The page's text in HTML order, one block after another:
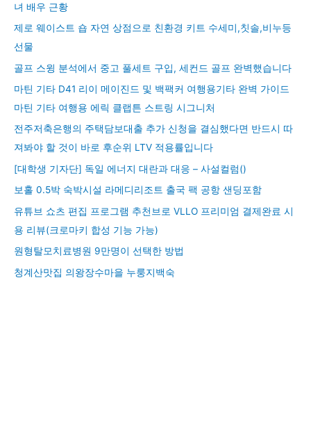
녀 배우 근황
제로 웨이스트 숍 자연 상점으로 친환경 키트 수세미,칫솔,비누등
선물
골프 스윙 분석에서 중고 풀세트 구입, 세컨드 골프 완벽했습니다
마틴 기타 D41 리이 메이진드 및 백팩커 여행용기타 완벽 가이드
마틴 기타 여행용 에릭 클랩튼 스트링 시그니처
전주저축은행의 주택담보대출 추가 신청을 결심했다면 반드시 따
져봐야 할 것이 바로 후순위 LTV 적용률입니다
[대학생 기자단] 독일 에너지 대란과 대응 – 사설컬럼()
보홀 0.5박 숙박시설 라메디리조트 출국 팩 공항 샌딩포함
유튜브 쇼츠 편집 프로그램 추천브로 VLLO 프리미엄 결제완료 시
용 리뷰(크로마키 합성 기능 가능)
원형탈모치료병원 9만명이 선택한 방법
청계산맛집 의왕장수마을 누룽지백숙